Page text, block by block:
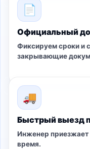
📄
Официальный
Фиксируем сроки и
закрывающие
🚚
Быстрый выезд
Инженер приезжает
время.